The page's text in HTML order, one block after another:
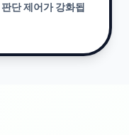
단 제어가 강화됩